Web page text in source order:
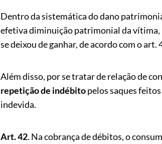
Dentro da sistemática do dano
efetiva diminuição patrimonial da vítima,
se deixou de ganhar, de acordo com o art.
Além disso, por se tratar de relação de
repetição de indébitopelos saques
indevida.
Art. 42. Na cobrança de débitos, o